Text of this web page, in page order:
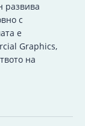
развива
с
е
Graphics,
на